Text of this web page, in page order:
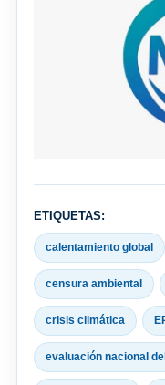
ETIQUETAS:
calentamiento global
censura ambiental
crisis climática
evaluación nacional